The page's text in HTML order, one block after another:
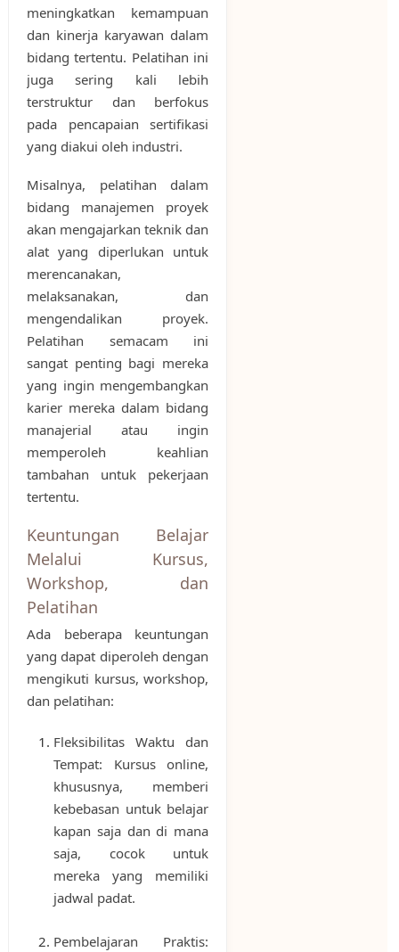
meningkatkan kemampuan
dan kinerja karyawan dalam
bidang tertentu. Pelatihan ini
juga sering kali lebih
terstruktur dan berfokus
pada pencapaian sertifikasi
yang diakui oleh industri.
Misalnya, pelatihan dalam
bidang manajemen proyek
akan mengajarkan teknik dan
alat yang diperlukan untuk
merencanakan,
melaksanakan, dan
mengendalikan proyek.
Pelatihan semacam ini
sangat penting bagi mereka
yang ingin mengembangkan
karier mereka dalam bidang
manajerial atau ingin
memperoleh keahlian
tambahan untuk pekerjaan
tertentu.
Keuntungan Belajar
Melalui Kursus,
Workshop, dan
Pelatihan
Ada beberapa keuntungan
yang dapat diperoleh dengan
mengikuti kursus, workshop,
dan pelatihan:
Fleksibilitas Waktu dan
Tempat: Kursus online,
khususnya, memberi
kebebasan untuk belajar
kapan saja dan di mana
saja, cocok untuk
mereka yang memiliki
jadwal padat.
Pembelajaran Praktis: